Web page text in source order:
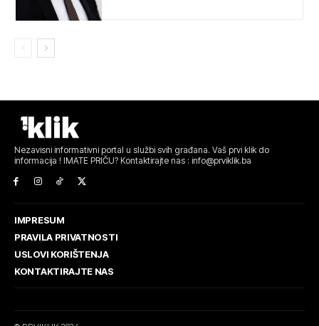
Nezavisni informativni portal u službi svih građana. Vaš prvi klik do
informacija ! IMATE PRIČU? Kontaktirajte nas : info@prviklik.ba
IMPRESUM
PRAVILA PRIVATNOSTI
USLOVI KORIŠTENJA
KONTAKTIRAJTE NAS